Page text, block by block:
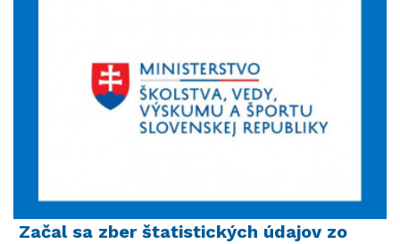
Začal sa zber štatistických údajov zo